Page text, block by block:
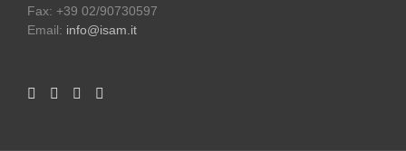
Fax: +39 02/90730597
Email: info@isam.it